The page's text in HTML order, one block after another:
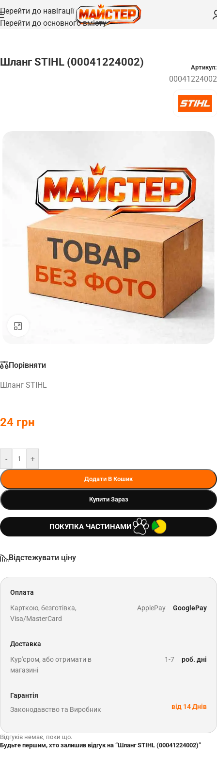
Перейти до навігації
Перейти до основного вмісту
Головна /Запчастини
Шланг STIHL (00041224002) Артикул:
00041224002
Порівняти
Шланг STIHL
24 грн
- +
Додати В Кошик
Купити Зараз
ПОКУПКА ЧАСТИНАМИ
Відстежувати ціну
Оплата
Карткою, безготівка,
Visa/MasterCard
ApplePay GooglePay
Доставка
Кур'єром, або отримати в
магазині
1-7 роб. дні
Гарантія
Законодавство та Виробник
від 14 Днів
Відгуків немає, поки що.
Будьте першим, хто залишив відгук на “Шланг STIHL (00041224002)”